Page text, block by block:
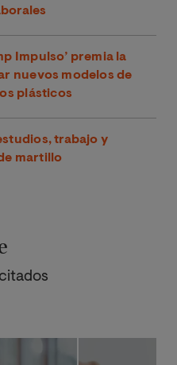
Impulso’ premia la
nuevos modelos de
plásticos
trabajo y
martillo